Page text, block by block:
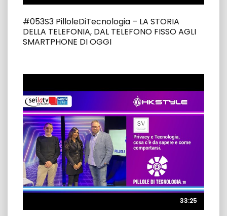
#053S3 PilloleDiTecnologia – LA STORIA
DELLA TELEFONIA, DAL TELEFONO FISSO AGLI
SMARTPHONE DI OGGI
33:25
33:25